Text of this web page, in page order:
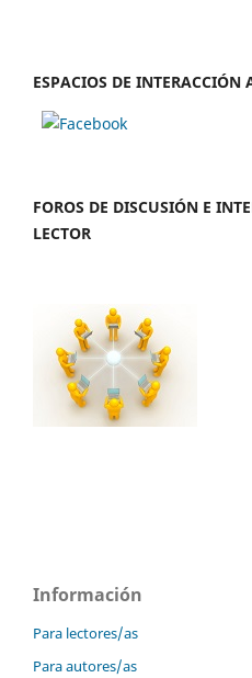
ESPACIOS DE
FOROS DE DISCUSIÓN E
LECTOR
Información
Para lectores/as
Para autores/as